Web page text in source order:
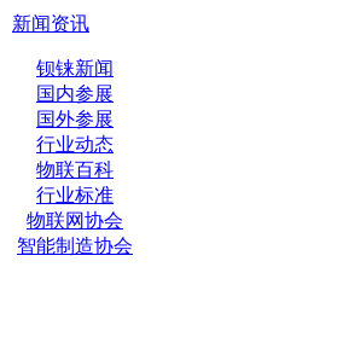
新闻资讯
钡铼新闻
国内参展
国外参展
行业动态
物联百科
行业标准
物联网协会
智能制造协会